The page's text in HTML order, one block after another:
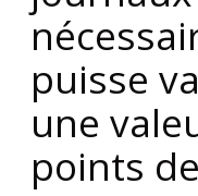
puisse
une
points